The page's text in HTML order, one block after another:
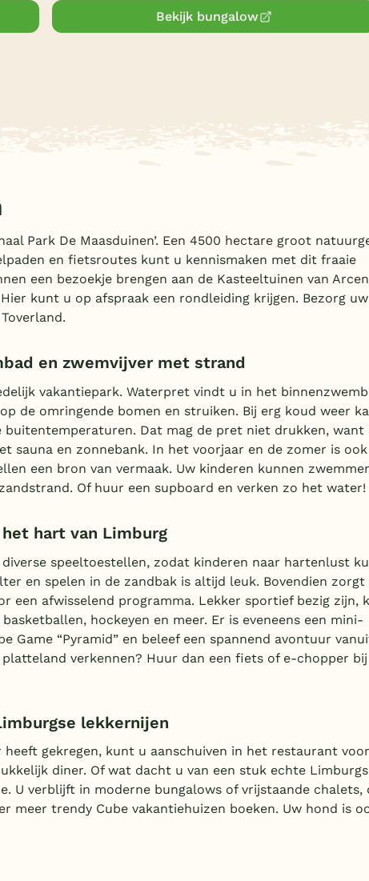
Bekijk bungalow
Park De Maasduinen’. Een 4500 hectare groot
en fietsroutes kunt u kennismaken met dit fraaie
een bezoekje brengen aan de Kasteeltuinen van
kunt u op afspraak een rondleiding krijgen. Bezorg uw
en zwemvijver met strand
vakantiepark. Waterpret vindt u in het
de omringende bomen en struiken. Bij erg koud weer
buitentemperaturen. Dat mag de pret niet drukken, want
sauna en zonnebank. In het voorjaar en de zomer is
een bron van vermaak. Uw kinderen kunnen
Of huur een supboard en verken zo het water!
hart van Limburg
speeltoestellen, zodat kinderen naar hartenlust
en spelen in de zandbak is altijd leuk. Bovendien zorgt
een afwisselend programma. Lekker sportief bezig zijn,
hockeyen en meer. Er is eveneens een mini-
Game “Pyramid” en beleef een spannend avontuur
verkennen? Huur dan een fiets of e-chopper
lekkernijen
gekregen, kunt u aanschuiven in het restaurant
diner. Of wat dacht u van een stuk echte
U verblijft in moderne bungalows of vrijstaande chalets,
meer trendy Cube vakantiehuizen boeken. Uw hond is